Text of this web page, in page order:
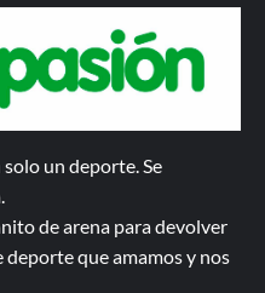
un deporte. Se
de arena para devolver
que amamos y nos